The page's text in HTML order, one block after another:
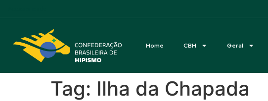
Home CBH Geral
Tag: Ilha da Chapada